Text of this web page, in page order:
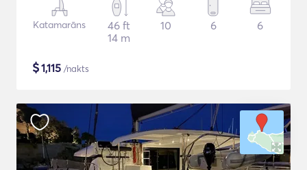
Katamarāns
46 ft
14 m
10 6 6
$1,115 /nakts